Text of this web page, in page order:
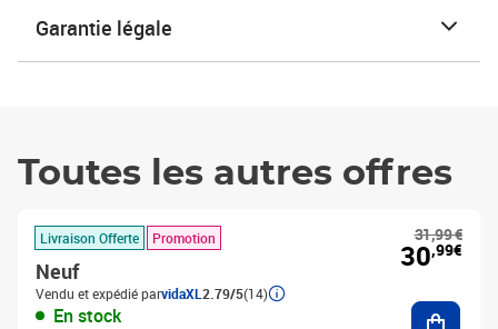
Garantie légale
Toutes les autres offres
Livraison Offerte Promotion
Neuf
Vendu et expédié parvidaXL 2.79/5(14)
En stock
31,99 €
30,99€